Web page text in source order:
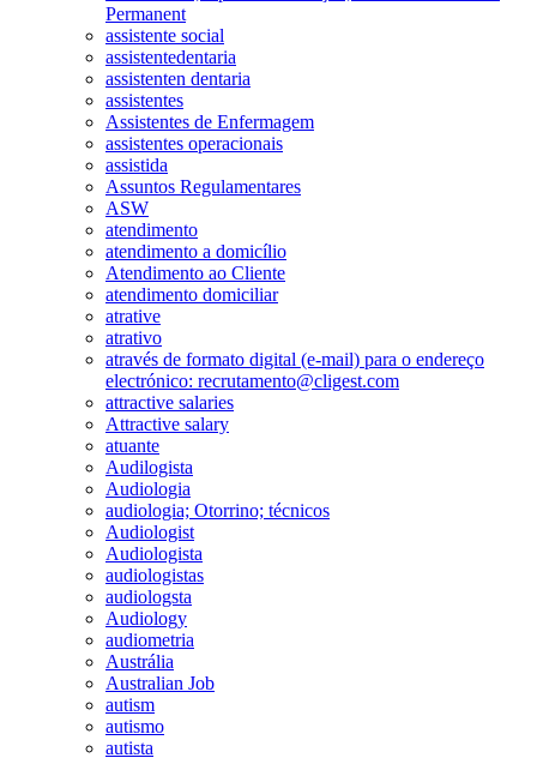
Permanent
assistente social
assistentedentaria
assistenten dentaria
assistentes
Assistentes de Enfermagem
assistentes operacionais
assistida
Assuntos Regulamentares
ASW
atendimento
atendimento a domicílio
Atendimento ao Cliente
atendimento domiciliar
atrative
atrativo
através de formato digital (e-mail) para o endereço
electrónico: recrutamento@cligest.com
attractive salaries
Attractive salary
atuante
Audilogista
Audiologia
audiologia; Otorrino; técnicos
Audiologist
Audiologista
audiologistas
audiologsta
Audiology
audiometria
Austrália
Australian Job
autism
autismo
autista